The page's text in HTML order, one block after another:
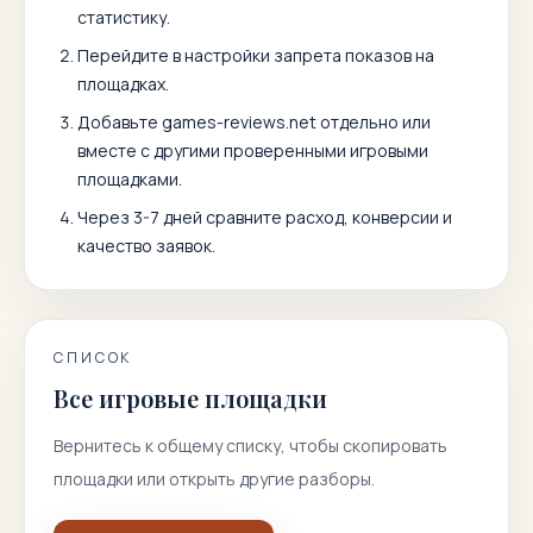
статистику.
Перейдите в настройки запрета показов на
площадках.
Добавьте games-reviews.net отдельно или
вместе с другими проверенными игровыми
площадками.
Через 3-7 дней сравните расход, конверсии и
качество заявок.
СПИСОК
Все игровые площадки
Вернитесь к общему списку, чтобы скопировать
площадки или открыть другие разборы.